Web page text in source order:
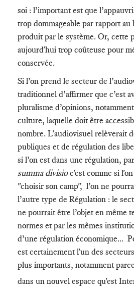
soi : l’important est que
trop dommageable par rapport au
produit par le système. Or, cette
aujourd'hui trop coûteuse pour
conservée.
Si l’on prend le secteur de
traditionnel d’affirmer que c’est
pluralisme d’opinions,
culture, laquelle doit être
nombre. L'audiovisuel relèverait
publiques et de régulation des
si l’on est dans une régulation,
summa divisioc'est comme si
"choisir son camp", l’on ne
l’autre type de Régulation : le
ne pourrait être l’objet en même
normes et par les mêmes
d’une régulation économique...
est certainement l'un des
plus importants, notamment
dans un nouvel espace qu'est